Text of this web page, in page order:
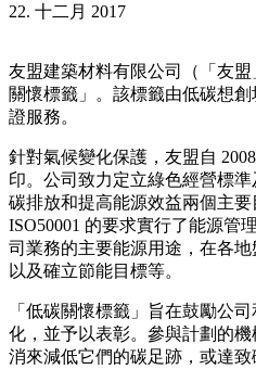
22. 十二月 2017
友盟建築材料有限公司（「友
關懷標籤」。該標籤由低碳想
證服務。
針對氣候變化保護，友盟自
印。公司致力定立綠色經營標
碳排放和提高能源效益兩個主
ISO50001 的要求實行了能源管
司業務的主要能源用途，在各地
以及確立節能目標等。
「低碳關懷標籤」旨在鼓勵公
化，並予以表彰。參與計劃的
消來減低它們的碳足跡，或達致